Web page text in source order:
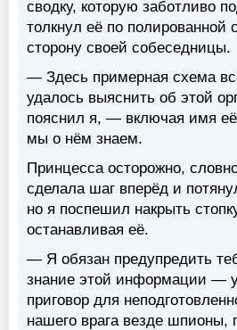
сводку, которую заботливо
толкнул её по полированной
сторону своей собеседницы.
— Здесь примерная схема
удалось выяснить об этой
пояснил я, — включая имя
мы о нём знаем.
Принцесса осторожно,
сделала шаг вперёд и
но я поспешил накрыть
останавливая её.
— Я обязан предупредить
знание этой информации —
приговор для
нашего врага везде шпионы,